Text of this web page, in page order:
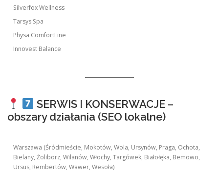
Silverfox Wellness
Tarsys Spa
Physa ComfortLine
Innovest Balance
SERWIS I KONSERWACJE –
obszary działania (SEO lokalne)
Warszawa (Śródmieście, Mokotów, Wola, Ursynów, Praga, Ochota,
Bielany, Żoliborz, Wilanów, Włochy, Targówek, Białołęka, Bemowo,
Ursus, Rembertów, Wawer, Wesoła)